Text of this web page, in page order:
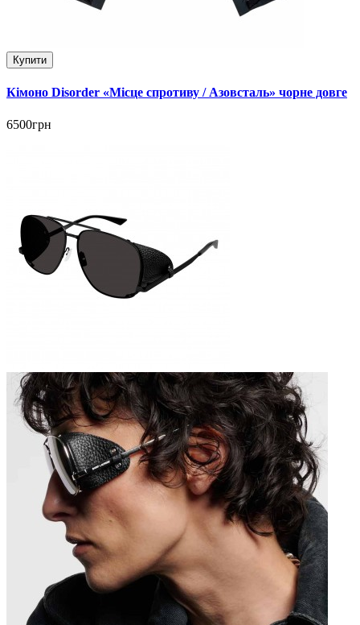
Купити
Кімоно Disorder «Місце спротиву / Азовсталь» чорне довге
6500грн